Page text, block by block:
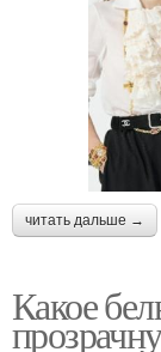
читать дальше →
Какое